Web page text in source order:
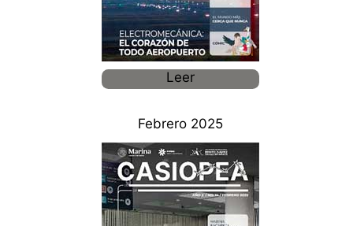
Leer
Febrero 2025